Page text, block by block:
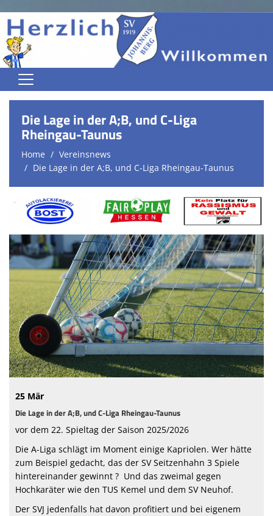
Home
Jugend
Herren
Trainingszeiten
Spielplan
Kontaktformular
Sponsoren
Vereinsnews
Mitglied werden
Fanshop
Frauen- und Mädchenfußball
Schiedsrichter beim SVJ
Hansenbergblättsche 26/27
Die Lage in der A;B, und C-Liga
Rheingau-Taunus
Home
Vereinsnews
Die Lage in der A;B, und C-Liga Rheingau-Taunus
25 Mär
Die Lage in der A;B, und C-Liga Rheingau-Taunus
vor dem 22. Spieltag der Saison 2025/2026
Die A-Liga schlägt im Moment einige Kapriolen. Wer hätte
zum Beispiel gedacht, das der SV Seitzenhahn 3 Spiele
hintereinander gewinnt ? Und das zweimal gegen
Hochkaräter wie den TUS Kemel und dem SV Neuhof.
Der SVJ jedenfalls hat davon profitiert und bei eigenem